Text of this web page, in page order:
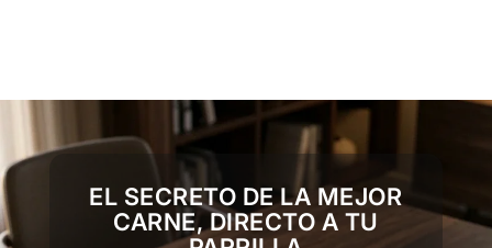
EL SECRETO DE LA MEJOR
CARNE, DIRECTO A TU